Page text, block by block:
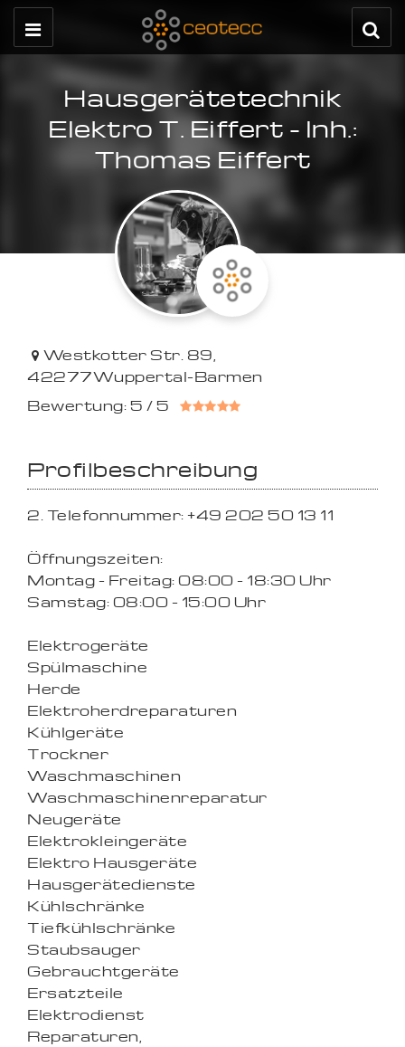
Hausgerätetechnik
Elektro T. Eiffert - Inh.:
Thomas Eiffert
Westkotter Str. 89,
42277Wuppertal-Barmen
Bewertung: 5 / 5
Profilbeschreibung
2. Telefonnummer: +49 202 50 13 11
Öffnungszeiten:
Montag - Freitag: 08:00 - 18:30 Uhr
Samstag: 08:00 - 15:00 Uhr
Elektrogeräte
Spülmaschine
Herde
Elektroherdreparaturen
Kühlgeräte
Trockner
Waschmaschinen
Waschmaschinenreparatur
Neugeräte
Elektrokleingeräte
Elektro Hausgeräte
Hausgerätedienste
Kühlschränke
Tiefkühlschränke
Staubsauger
Gebrauchtgeräte
Ersatzteile
Elektrodienst
Reparaturen,